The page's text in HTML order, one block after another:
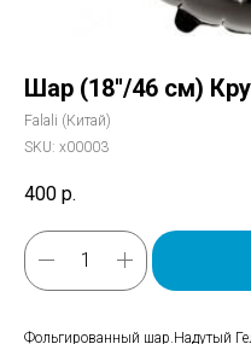
Шар (18''/46 см)
Falali (Китай)
SKU: х00003
400 р.
Фольгированный шар.Надутый